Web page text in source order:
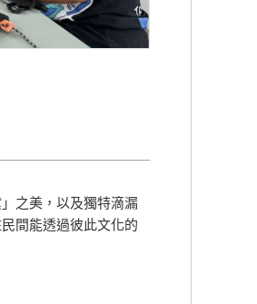
之美，以及獨特滴漏
間能透過彼此文化的